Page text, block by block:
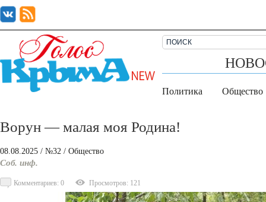
Политика Общество
Ворун — малая моя Родина!
08.08.2025 / №32 / Общество
Соб. инф.
Комментариев: 0 Просмотров: 121